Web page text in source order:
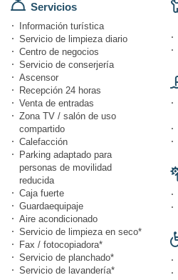
Servicios
Información turística
Servicio de limpieza diario
Centro de negocios
Servicio de conserjería
Ascensor
Recepción 24 horas
Venta de entradas
Zona TV / salón de uso
compartido
Calefacción
Parking adaptado para
personas de movilidad
reducida
Caja fuerte
Guardaequipaje
Aire acondicionado
Servicio de limpieza en seco*
Fax / fotocopiadora*
Servicio de planchado*
Servicio de lavandería*